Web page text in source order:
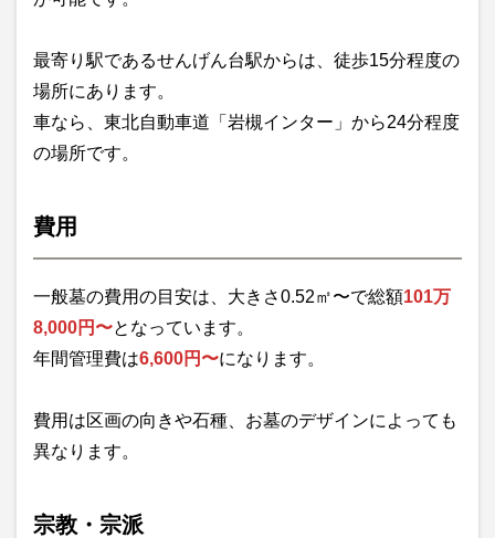
最寄り駅であるせんげん台駅からは、徒歩15分程度の
場所にあります。
車なら、東北自動車道「岩槻インター」から24分程度
の場所です。
費用
一般墓の費用の目安は、大きさ0.52㎡〜で総額101万
8,000円〜となっています。
年間管理費は6,600円〜になります。
費用は区画の向きや石種、お墓のデザインによっても
異なります。
宗教・宗派